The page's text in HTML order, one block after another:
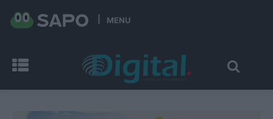
MENU